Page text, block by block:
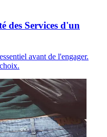
des Services d'un
avant de l'engager.